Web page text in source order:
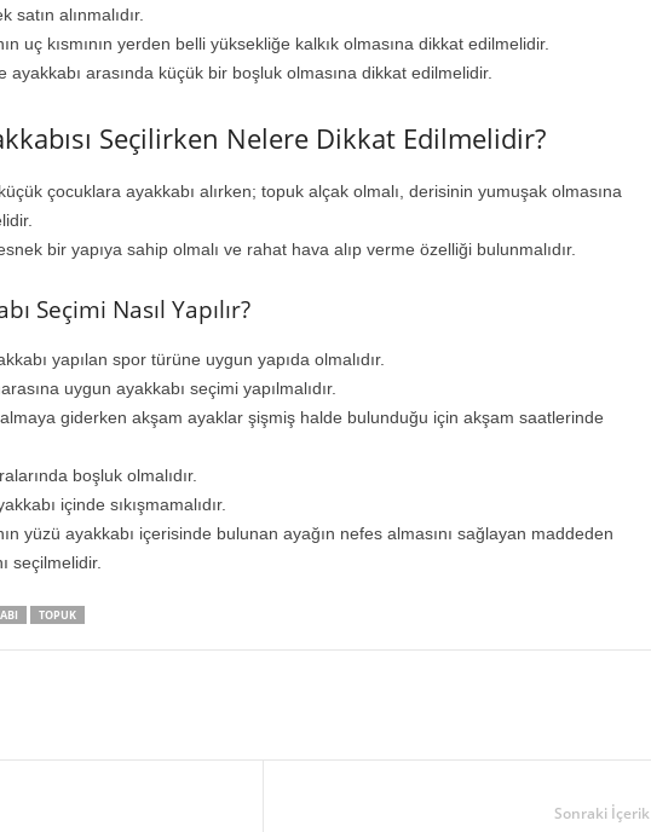
satın alınmalıdır.
uç kısmının yerden belli yüksekliğe kalkık olmasına dikkat edilmelidir.
ayakkabı arasında küçük bir boşluk olmasına dikkat edilmelidir.
Seçilirken Nelere Dikkat Edilmelidir?
çocuklara ayakkabı alırken; topuk alçak olmalı, derisinin yumuşak olmasına
bir yapıya sahip olmalı ve rahat hava alıp verme özelliği bulunmalıdır.
Seçimi Nasıl Yapılır?
yapılan spor türüne uygun yapıda olmalıdır.
uygun ayakkabı seçimi yapılmalıdır.
almaya giderken akşam ayaklar şişmiş halde bulunduğu için akşam saatlerinde
boşluk olmalıdır.
içinde sıkışmamalıdır.
yüzü ayakkabı içerisinde bulunan ayağın nefes almasını sağlayan maddeden
seçilmelidir.
TOPUK
Sonraki İçerik